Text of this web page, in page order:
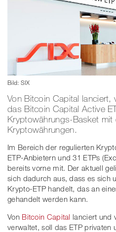
Bild: SIX
Von Bitcoin Capital lanciert,
das Bitcoin Capital Active
Kryptowährungs-Basket
Kryptowährungen.
Im Bereich der regulierten
ETP-Anbietern und 31 ETPs
bereits vorne mit. Der aktuell
sich dadurch aus, dass es sich
Krypto-ETP handelt, das an
gehandelt werden kann.
Von Bitcoin Capital lanciert und
verwaltet, soll das ETP privaten